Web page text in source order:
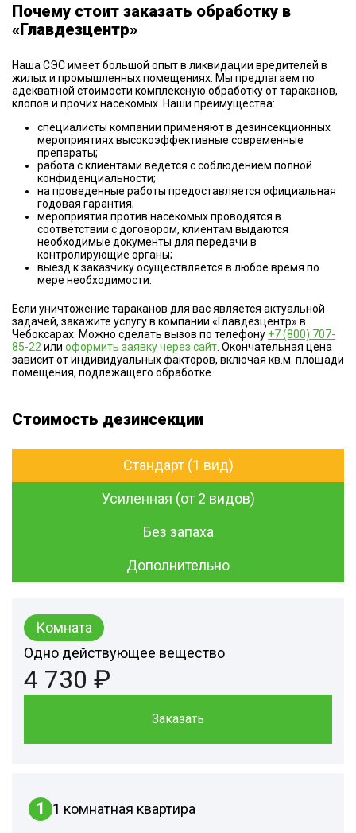
Почему стоит заказать обработку в
«Главдезцентр»
Наша СЭС имеет большой опыт в ликвидации вредителей в
жилых и промышленных помещениях. Мы предлагаем по
адекватной стоимости комплексную обработку от тараканов,
клопов и прочих насекомых. Наши преимущества:
специалисты компании применяют в дезинсекционных
мероприятиях высокоэффективные современные
препараты;
работа с клиентами ведется с соблюдением полной
конфиденциальности;
на проведенные работы предоставляется официальная
годовая гарантия;
мероприятия против насекомых проводятся в
соответствии с договором, клиентам выдаются
необходимые документы для передачи в
контролирующие органы;
выезд к заказчику осуществляется в любое время по
мере необходимости.
Если уничтожение тараканов для вас является актуальной
задачей, закажите услугу в компании «Главдезцентр» в
Чебоксарах. Можно сделать вызов по телефону +7 (800) 707-
85-22 или оформить заявку через сайт . Окончательная цена
зависит от индивидуальных факторов, включая кв.м. площади
помещения, подлежащего обработке.
Стоимость дезинсекции
Стандарт (1 вид)
Усиленная (от 2 видов)
Без запаха
Дополнительно
Комната
Одно действующее вещество
4 730 ₽
Заказать
1 1 комнатная квартира